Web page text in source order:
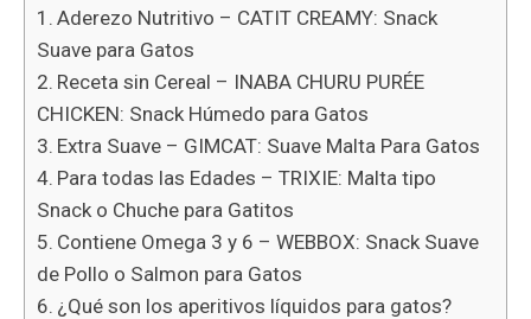
Aderezo Nutritivo – CATIT CREAMY: Snack
Suave para Gatos
Receta sin Cereal – INABA CHURU PURÉE
CHICKEN: Snack Húmedo para Gatos
Extra Suave – GIMCAT: Suave Malta Para Gatos
Para todas las Edades – TRIXIE: Malta tipo
Snack o Chuche para Gatitos
Contiene Omega 3 y 6 – WEBBOX: Snack Suave
de Pollo o Salmon para Gatos
¿Qué son los aperitivos líquidos para gatos?